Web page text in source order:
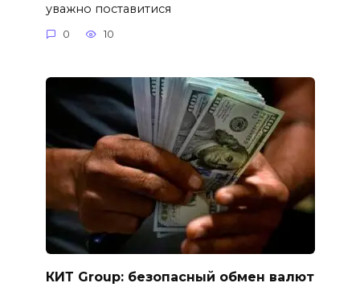
уважно поставитися
0 10
КИТ Group: безопасный обмен валют